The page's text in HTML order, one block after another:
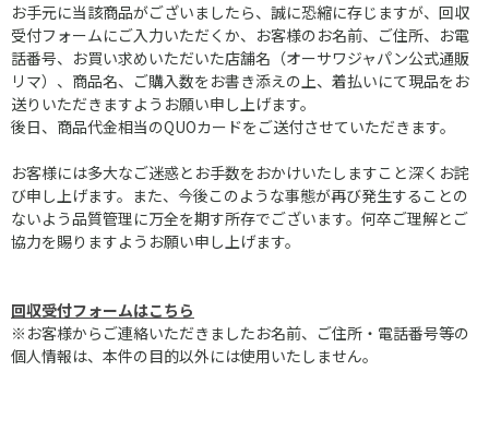
お手元に当該商品がございましたら、誠に恐縮に存じますが、回収
受付フォームにご入力いただくか、お客様のお名前、ご住所、お電
話番号、お買い求めいただいた店舗名（オーサワジャパン公式通販
リマ）、商品名、ご購入数をお書き添えの上、着払いにて現品をお
送りいただきますようお願い申し上げます。
後日、商品代金相当のQUOカードをご送付させていただきます。
お客様には多大なご迷惑とお手数をおかけいたしますこと深くお詫
び申し上げます。また、今後このような事態が再び発生することの
ないよう品質管理に万全を期す所存でございます。何卒ご理解とご
協力を賜りますようお願い申し上げます。
回収受付フォームはこちら
※お客様からご連絡いただきましたお名前、ご住所・電話番号等の
個人情報は、本件の目的以外には使用いたしません。